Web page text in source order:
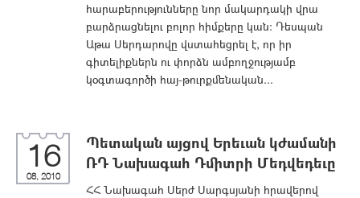
հարաբերությունները նոր մակարդակի վրա
բարձրացնելու բոլոր հիմքերը կան: Դեսպան
Աթա Սերդարովը վստահեցրել է, որ իր
գիտելիքներն ու փորձն ամբողջությամբ
կօգտագործի հայ-թուրքմենական...
16
08, 2010
Պետական այցով Երեւան կժամանի
ՌԴ Նախագահ Դմիտրի Մեդվեդեւը
ՀՀ Նախագահ Սերժ Սարգսյանի հրավերով